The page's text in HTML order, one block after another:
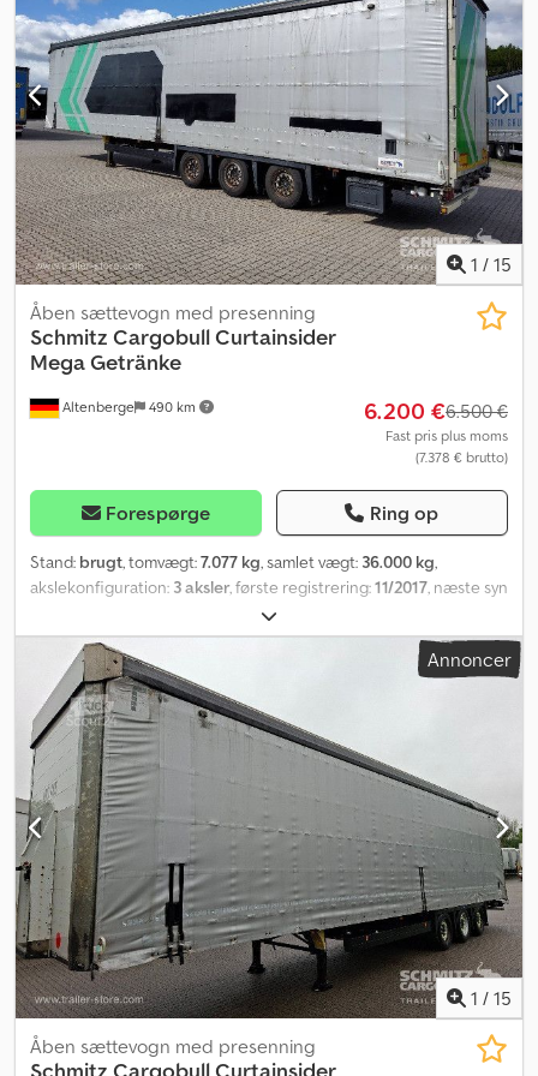
Dækstørrelse: 385/55 R22.5, DC 9.5 certifikat, Lastearealets
volumen: 97 m³, 1. aksel: , 2. aksel: , 3. aksel: , Luftaffjedring, Bageste
underrulle, Elektronisk bremsesystem (EBS), 1x15 og 2x7 pol stik,
Antispray, Se venligst et overblik over alle tilgængelige køretøjer
på vores hjemmeside. Har du brug for finansiering? Vi tilbyder
individuelle finansieringsløsninger, fuld servicekontrakt og
telematiktjenester. Vi rådgiver dig gerne personligt. Chodpfszrp
Tzsx Apnoa
1 / 15
Altenberge 490 km
Åben sættevogn med presenning
Schmitz CargobullCurtainsider
Mega Getränke
6.200 €6.500 €
Fast pris plus moms
(7.378 € brutto)
Forespørge Ring op
Stand: brugt, tomvægt:7.077 kg, samlet vægt: 36.000 kg,
akslekonfiguration: 3 aksler, første registrering:11/2017, næste syn
, længde af lastrum:13.620 mm
2.480 mm, lastepladshøjde:2.900 mm, lastepladsvolumen:97 m³,
affjedring:luft, dækstørrelse:
Produktionsår:2017, kilometerstand:
Egenvægt: 7077 kg, tilladt totalvægt: 36000 kg, lastsikring med
certifikat, lastrum (L B H): 13.620 mm x 2.480 mm x 2.900 mm.
Dækstørrelse: 445/45 R19.5, certifikat DIN EN 12642 (kode XL),
lastrumsvolumen: 97 m³, 1. aksel: , 2. aksel: , 3. aksel: , luftaffjedring,
underrunbeskyttelse, løfteaksel foran, elektronisk bremsesystem
EBS, værktøjskasse, boltet chassis, tilslutningsstik 1x15 og 2x7
polet, antispray, Speed Curtain ensidet. Vores fulde udvalg af
køretøjer finder du på . Ønsker du finansiering? Med vores Value
Added Service tilbyder vi individuelle finansieringsmuligheder, full
service og telematiktjenester. Vi rådgiver dig gerne. Csdpfxey S
Etts Apnjha
Annoncer
1 / 15
Åben sættevogn med presenning
Schmitz CargobullCurtainsider